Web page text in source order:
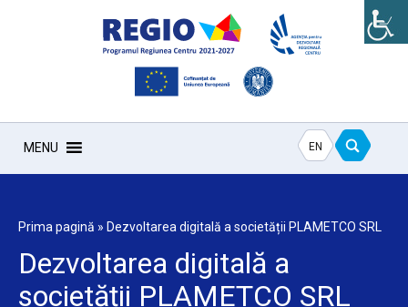
MENU EN
Prima pagină » Dezvoltarea digitală a societății PLAMETCO SRL
Dezvoltarea digitală a
societății PLAMETCO SRL